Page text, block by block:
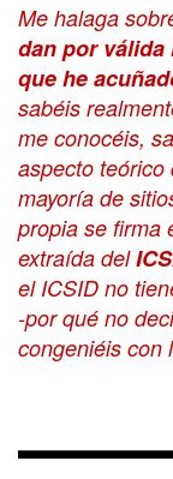
Me halaga
dan por
que he
sabéis
me conocéis,
aspecto
mayoría de
propia se firma
extraída del
el ICSID no
-por qué no
congeniéis con